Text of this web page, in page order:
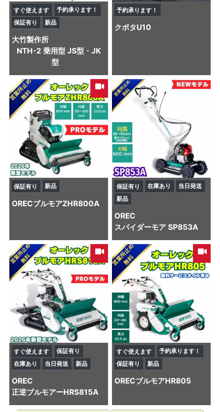
すぐ使えます
予約承ります！
保証有り
新品
大竹製作所
NTH-2 乗用型 JS型・JK
型
予約承ります！
クボタU10
保証有り 新品
ORECブルモアZHR800A
保証有り 在庫あり
当日発送
新品
OREC
スパイダーモア SP853A
すぐ使えます
保証有り
在庫あり
当日発送 新品
OREC
正逆ブルモアーHRS815A
すぐ使えます
予約承ります！
保証有り
新品
ORECブルモアHR805